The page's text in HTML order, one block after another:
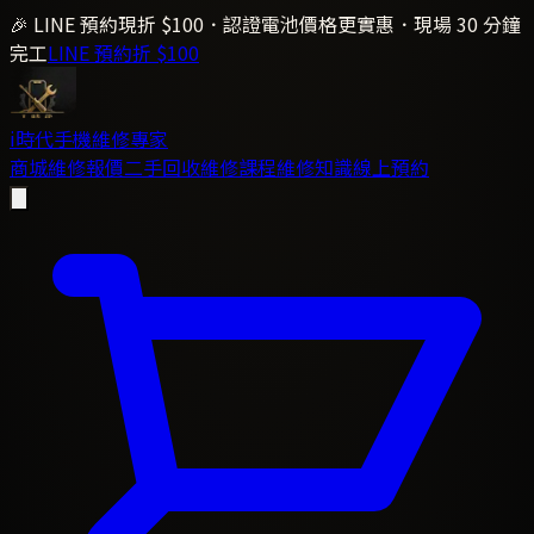
🎉 LINE 預約現折 $100．認證電池價格更實惠．現場 30 分鐘
完工LINE 預約折 $100
i時代手機維修專家
商城維修報價二手回收維修課程維修知識線上預約